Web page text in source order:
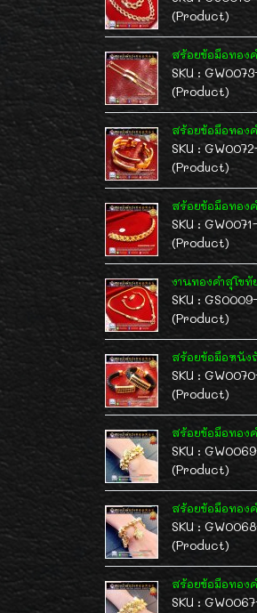
(Product)
สร้อยข้อมือทอง
SKU :
(Product)
สร้อยข้อมือทอง
SKU :
(Product)
สร้อยข้อมือทอง
SKU :
(Product)
งานทองคำสุโขทั
SKU :
(Product)
สร้อยข้อมือหนัง
SKU :
(Product)
สร้อยข้อมือทอง
SKU :
(Product)
สร้อยข้อมือทอง
SKU :
(Product)
สร้อยข้อมือทอง
SKU :